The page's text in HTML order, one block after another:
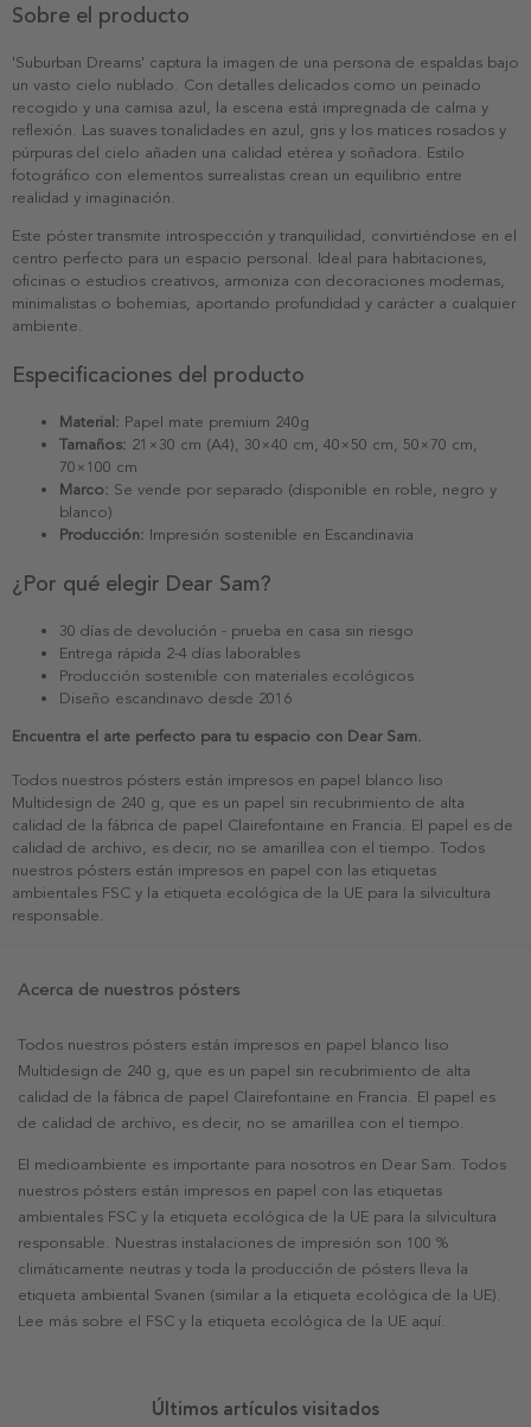
Sobre el producto
'Suburban Dreams' captura la imagen de una persona de espaldas bajo
un vasto cielo nublado. Con detalles delicados como un peinado
recogido y una camisa azul, la escena está impregnada de calma y
reflexión. Las suaves tonalidades en azul, gris y los matices rosados y
púrpuras del cielo añaden una calidad etérea y soñadora. Estilo
fotográfico con elementos surrealistas crean un equilibrio entre
realidad y imaginación.
Este póster transmite introspección y tranquilidad, convirtiéndose en el
centro perfecto para un espacio personal. Ideal para habitaciones,
oficinas o estudios creativos, armoniza con decoraciones modernas,
minimalistas o bohemias, aportando profundidad y carácter a cualquier
ambiente.
Especificaciones del producto
Material: Papel mate premium 240g
Tamaños: 21×30 cm (A4), 30×40 cm, 40×50 cm, 50×70 cm,
70×100 cm
Marco: Se vende por separado (disponible en roble, negro y
blanco)
Producción: Impresión sostenible en Escandinavia
¿Por qué elegir Dear Sam?
30 días de devolución - prueba en casa sin riesgo
Entrega rápida 2-4 días laborables
Producción sostenible con materiales ecológicos
Diseño escandinavo desde 2016
Encuentra el arte perfecto para tu espacio con Dear Sam.
Todos nuestros pósters están impresos en papel blanco liso
Multidesign de 240 g, que es un papel sin recubrimiento de alta
calidad de la fábrica de papel Clairefontaine en Francia. El papel es de
calidad de archivo, es decir, no se amarillea con el tiempo. Todos
nuestros pósters están impresos en papel con las etiquetas
ambientales FSC y la etiqueta ecológica de la UE para la silvicultura
responsable.
Acerca de nuestros pósters
Todos nuestros pósters están impresos en papel blanco liso
Multidesign de 240 g, que es un papel sin recubrimiento de alta
calidad de la fábrica de papel Clairefontaine en Francia. El papel es
de calidad de archivo, es decir, no se amarillea con el tiempo.
El medioambiente es importante para nosotros en Dear Sam. Todos
nuestros pósters están impresos en papel con las etiquetas
ambientales FSC y la etiqueta ecológica de la UE para la silvicultura
responsable. Nuestras instalaciones de impresión son 100 %
climáticamente neutras y toda la producción de pósters lleva la
etiqueta ambiental Svanen (similar a la etiqueta ecológica de la UE).
Lee más sobre el FSC y la etiqueta ecológica de la UE aquí.
Últimos artículos visitados